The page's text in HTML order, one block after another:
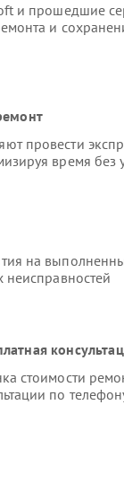
и прошедшие
и
провести
время без
на
неисправностей
стоимости
по